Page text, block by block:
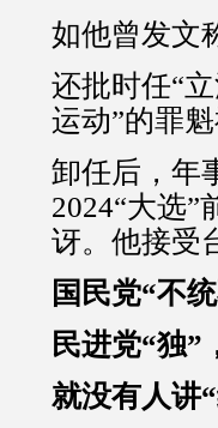
如他曾发文
还批时任“
运动”的罪
卸任后，年
2024“大选
讶。他接受
国民党“不
民进党“独”
就没有人讲“